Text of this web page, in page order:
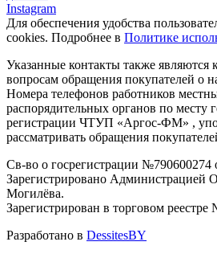
Instagram
Для обеспечения удобства
cookies. Подробнее в Политике
Указанные контакты также являются
вопросам обращения покупателей о
Номера телефонов работников
распорядительных органов по месту
регистрации ЧТУП «Аргос-ФМ» ,
рассматривать обращения
Св-во о госрегистрации №790600274
Зарегистрировано Администрацией
Могилёва.
Зарегистрирован в торговом реестре
Разработано в DessitesBY